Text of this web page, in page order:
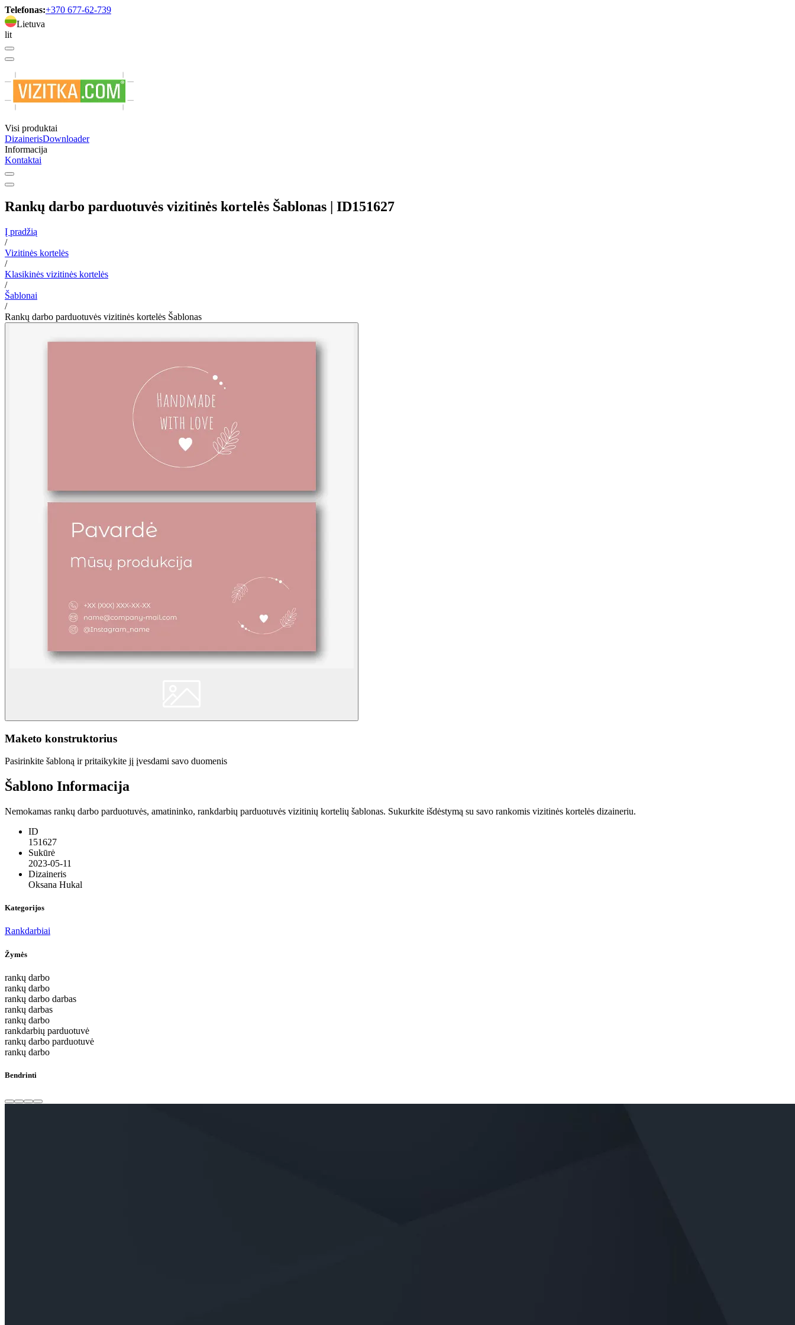
Telefonas:+370 677-62-739
Lietuva
lit
Visi produktai
DizainerisDownloader
Informacija
Kontaktai
Rankų darbo parduotuvės vizitinės kortelės Šablonas | ID151627
Į pradžią
/
Vizitinės kortelės
/
Klasikinės vizitinės kortelės
/
Šablonai
/
Rankų darbo parduotuvės vizitinės kortelės Šablonas
Maketo konstruktorius
Pasirinkite šabloną ir pritaikykite jį įvesdami savo duomenis
Šablono Informacija
Nemokamas rankų darbo parduotuvės, amatininko, rankdarbių parduotuvės vizitinių kortelių šablonas. Sukurkite išdėstymą su savo rankomis vizitinės kortelės dizaineriu.
ID
151627
Sukūrė
2023-05-11
Dizaineris
Oksana Hukal
Kategorijos
Rankdarbiai
Žymės
rankų darbo
rankų darbo
rankų darbo darbas
rankų darbas
rankų darbo
rankdarbių parduotuvė
rankų darbo parduotuvė
rankų darbo
Bendrinti